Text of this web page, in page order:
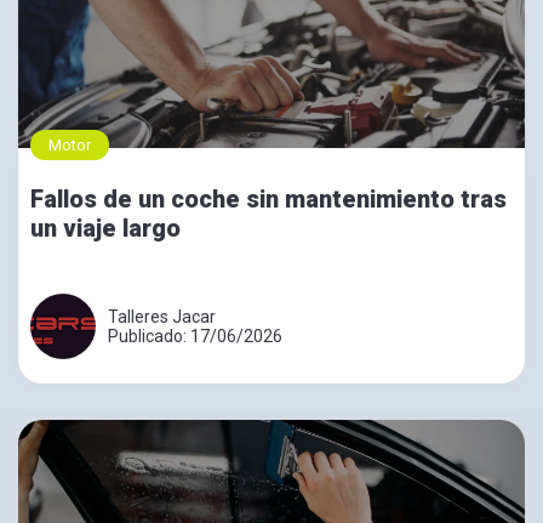
Motor
Fallos de un coche sin mantenimiento tras
un viaje largo
Talleres Jacar
Publicado: 17/06/2026